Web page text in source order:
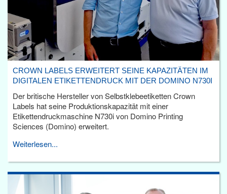
CROWN LABELS ERWEITERT SEINE KAPAZITÄTEN IM
DIGITALEN ETIKETTENDRUCK MIT DER DOMINO N730I
Der britische Hersteller von Selbstklebeetiketten Crown
Labels hat seine Produktionskapazität mit einer
Etikettendruckmaschine N730i von Domino Printing
Sciences (Domino) erweitert.
Weiterlesen...